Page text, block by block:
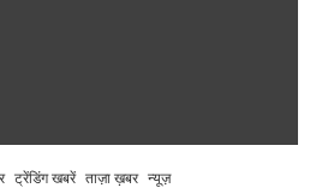
ट्रेंडिंग खबरें ताज़ा ख़बर न्यूज़